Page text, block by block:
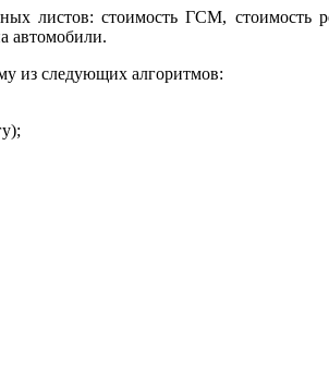
листов: стоимость ГСМ,
автомобили.
из следующих алгоритмов: